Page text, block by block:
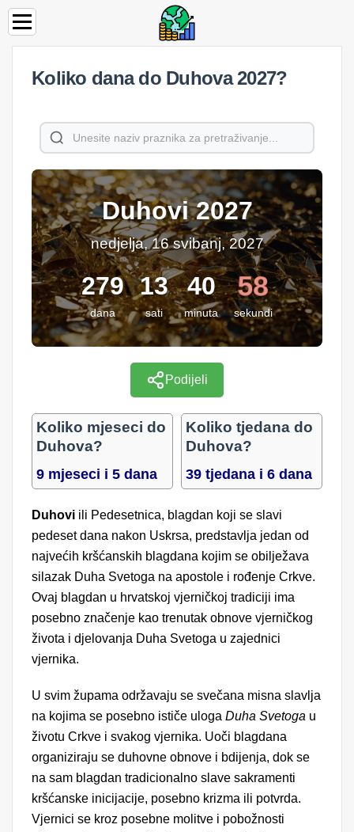
Koliko dana do Duhova 2027?
Duhovi 2027
nedjelja, 16 svibanj, 2027
279
dana
13
sati
40
minuta
58
sekundi
Podijeli
Koliko mjeseci do
Duhova?
9 mjeseci i 5 dana
Koliko tjedana do
Duhova?
39 tjedana i 6 dana
Duhovi ili Pedesetnica, blagdan koji se slavi
pedeset dana nakon Uskrsa, predstavlja jedan od
najvećih kršćanskih blagdana kojim se obilježava
silazak Duha Svetoga na apostole i rođenje Crkve.
Ovaj blagdan u hrvatskoj vjerničkoj tradiciji ima
posebno značenje kao trenutak obnove vjerničkog
života i djelovanja Duha Svetoga u zajednici
vjernika.
U svim župama održavaju se svečana misna slavlja
na kojima se posebno ističe uloga Duha Svetoga u
životu Crkve i svakog vjernika. Uoči blagdana
organiziraju se duhovne obnove i bdijenja, dok se
na sam blagdan tradicionalno slave sakramenti
kršćanske inicijacije, posebno krizma ili potvrda.
Vjernici se kroz posebne molitve i pobožnosti